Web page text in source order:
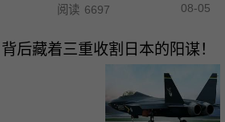
阅读 6697 08-05
后藏着三重收割日本的阳谋！